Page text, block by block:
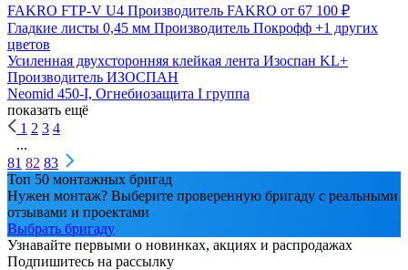
FAKRO FTP-V U4 Производитель FAKRO от 67 100 ₽
Гладкие листы 0,45 мм Производитель Покрофф +1 других
цветов
Усиленная двухсторонняя клейкая лента Изоспан KL+
Производитель ИЗОСПАН
Neomid 450-I, Огнебиозащита I группа
показать ещё
1 2 3 4
...
81 82 83
Топ 50 монтажных бригад
Нужен монтаж? Выберите проверенную бригаду с реальными
отзывами и проектами
Выбрать бригаду
Узнавайте первыми о новинках, акциях и распродажах
Подпишитесь на рассылку